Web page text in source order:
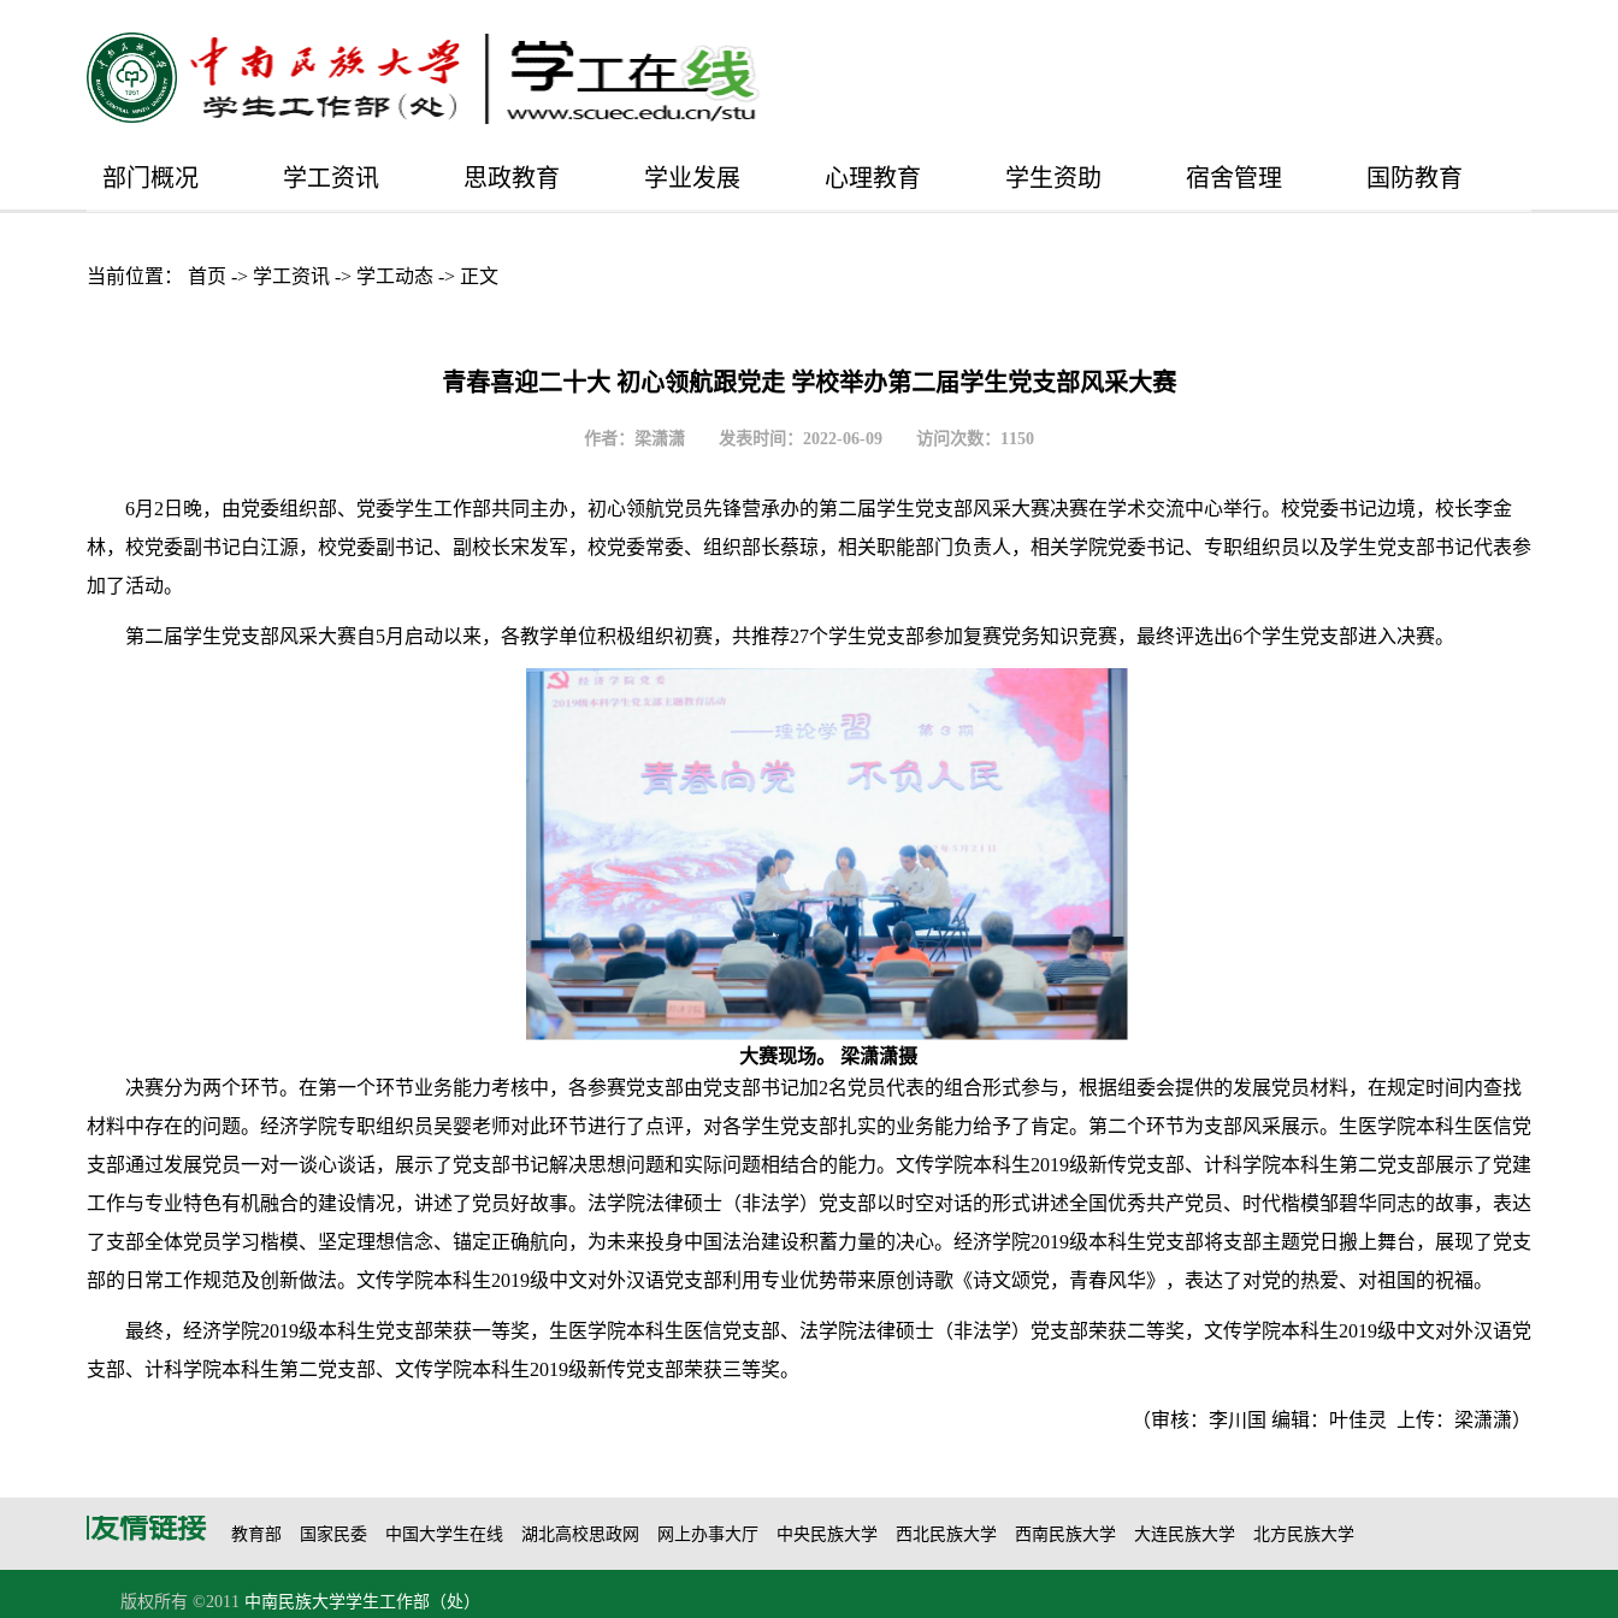
部门概况 学工资讯 思政教育 学业发展 心理教育 学生资助 宿舍管理 国防教育
当前位置： 首页 -> 学工资讯 -> 学工动态 -> 正文
青春喜迎二十大 初心领航跟党走 学校举办第二届学生党支部风采大赛
作者：梁潇潇 发表时间：2022-06-09 访问次数： 1150
6月2日晚，由党委组织部、党委学生工作部共同主办，初心领航党员先锋营承办的第二届学生党支部风采大赛决赛在学术交流中心举行。校党委书记边境，校长李金
林，校党委副书记白江源，校党委副书记、副校长宋发军，校党委常委、组织部长蔡琼，相关职能部门负责人，相关学院党委书记、专职组织员以及学生党支部书记代表参
加了活动。
第二届学生党支部风采大赛自5月启动以来，各教学单位积极组织初赛，共推荐27个学生党支部参加复赛党务知识竞赛，最终评选出6个学生党支部进入决赛。
大赛现场。 梁潇潇摄
决赛分为两个环节。在第一个环节业务能力考核中，各参赛党支部由党支部书记加2名党员代表的组合形式参与，根据组委会提供的发展党员材料，在规定时间内查找
材料中存在的问题。经济学院专职组织员吴婴老师对此环节进行了点评，对各学生党支部扎实的业务能力给予了肯定。第二个环节为支部风采展示。生医学院本科生医信党
支部通过发展党员一对一谈心谈话，展示了党支部书记解决思想问题和实际问题相结合的能力。文传学院本科生2019级新传党支部、计科学院本科生第二党支部展示了党建
工作与专业特色有机融合的建设情况，讲述了党员好故事。法学院法律硕士（非法学）党支部以时空对话的形式讲述全国优秀共产党员、时代楷模邹碧华同志的故事，表达
了支部全体党员学习楷模、坚定理想信念、锚定正确航向，为未来投身中国法治建设积蓄力量的决心。经济学院2019级本科生党支部将支部主题党日搬上舞台，展现了党支
部的日常工作规范及创新做法。文传学院本科生2019级中文对外汉语党支部利用专业优势带来原创诗歌《诗文颂党，青春风华》，表达了对党的热爱、对祖国的祝福。
最终，经济学院2019级本科生党支部荣获一等奖，生医学院本科生医信党支部、法学院法律硕士（非法学）党支部荣获二等奖，文传学院本科生2019级中文对外汉语党
支部、计科学院本科生第二党支部、文传学院本科生2019级新传党支部荣获三等奖。
（审核：李川国 编辑：叶佳灵 上传：梁潇潇）
友情链接 教育部 国家民委 中国大学生在线 湖北高校思政网 网上办事大厅 中央民族大学 西北民族大学 西南民族大学 大连民族大学 北方民族大学
版权所有 ©2011 中南民族大学学生工作部（处）